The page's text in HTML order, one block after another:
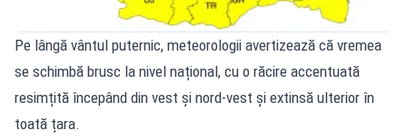
Pe lângă vântul puternic, meteorologii avertizează că vremea
se schimbă brusc la nivel național, cu o răcire accentuată
resimțită începând din vest și nord-vest și extinsă ulterior în
toată țara.